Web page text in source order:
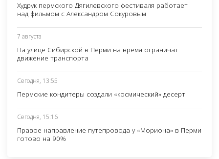
Худрук пермского Дягилевского фестиваля работает
над фильмом с Александром Сокуровым
7 августа
На улице Сибирской в Перми на время ограничат
движение транспорта
Сегодня, 13:55
Пермские кондитеры создали «космический» десерт
Сегодня, 15:16
Правое направление путепровода у «Мориона» в Перми
готово на 90%